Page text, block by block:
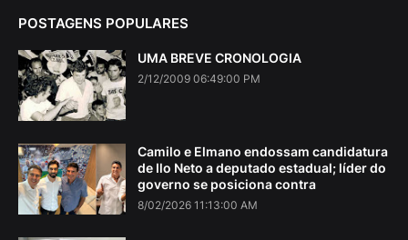
POSTAGENS POPULARES
UMA BREVE CRONOLOGIA
2/12/2009 06:49:00 PM
Camilo e Elmano endossam candidatura
de Ilo Neto a deputado estadual; líder do
governo se posiciona contra
8/02/2026 11:13:00 AM